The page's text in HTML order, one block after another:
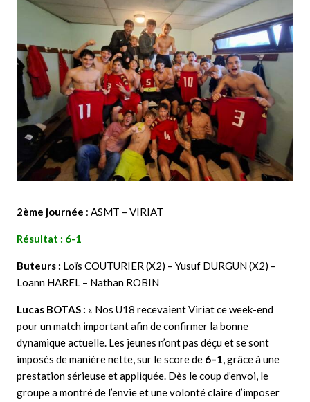
2ème journée : ASMT – VIRIAT
Résultat : 6-1
Buteurs : Loïs COUTURIER (X2) – Yusuf DURGUN (X2) –
Loann HAREL – Nathan ROBIN
Lucas BOTAS : « Nos U18 recevaient Viriat ce week-end
pour un match important afin de confirmer la bonne
dynamique actuelle. Les jeunes n’ont pas déçu et se sont
imposés de manière nette, sur le score de 6–1, grâce à une
prestation sérieuse et appliquée. Dès le coup d’envoi, le
groupe a montré de l’envie et une volonté claire d’imposer